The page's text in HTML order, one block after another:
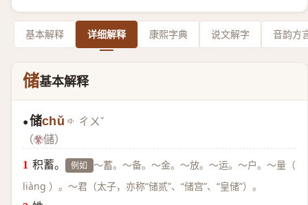
基本解释 详细解释 康熙字典 说文解字 音韵方
储基本解释
●储chǔ ㄔㄨˇ
（
儲）
积蓄。
例如 ～蓄。～备。～金。～放。～运。～户。～量（
liàng ）。～君（太子，亦称“储贰”、“储宫”、“皇储”）。